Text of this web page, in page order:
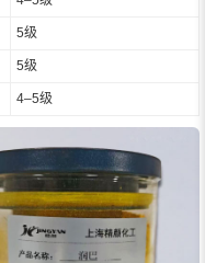
5级
5级
4–5级